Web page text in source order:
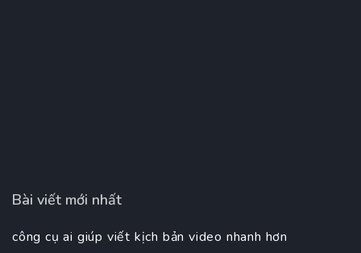
Bài viết mới nhất
công cụ ai giúp viết kịch bản video nhanh hơn